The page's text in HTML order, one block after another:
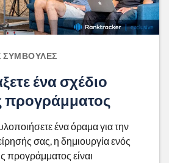
ΣΥΜΒΟΥΛΈΣ
ένα σχέδιο
προγράμματος
ένα όραμα για την
σας, η δημιουργία ενός
προγράμματος είναι